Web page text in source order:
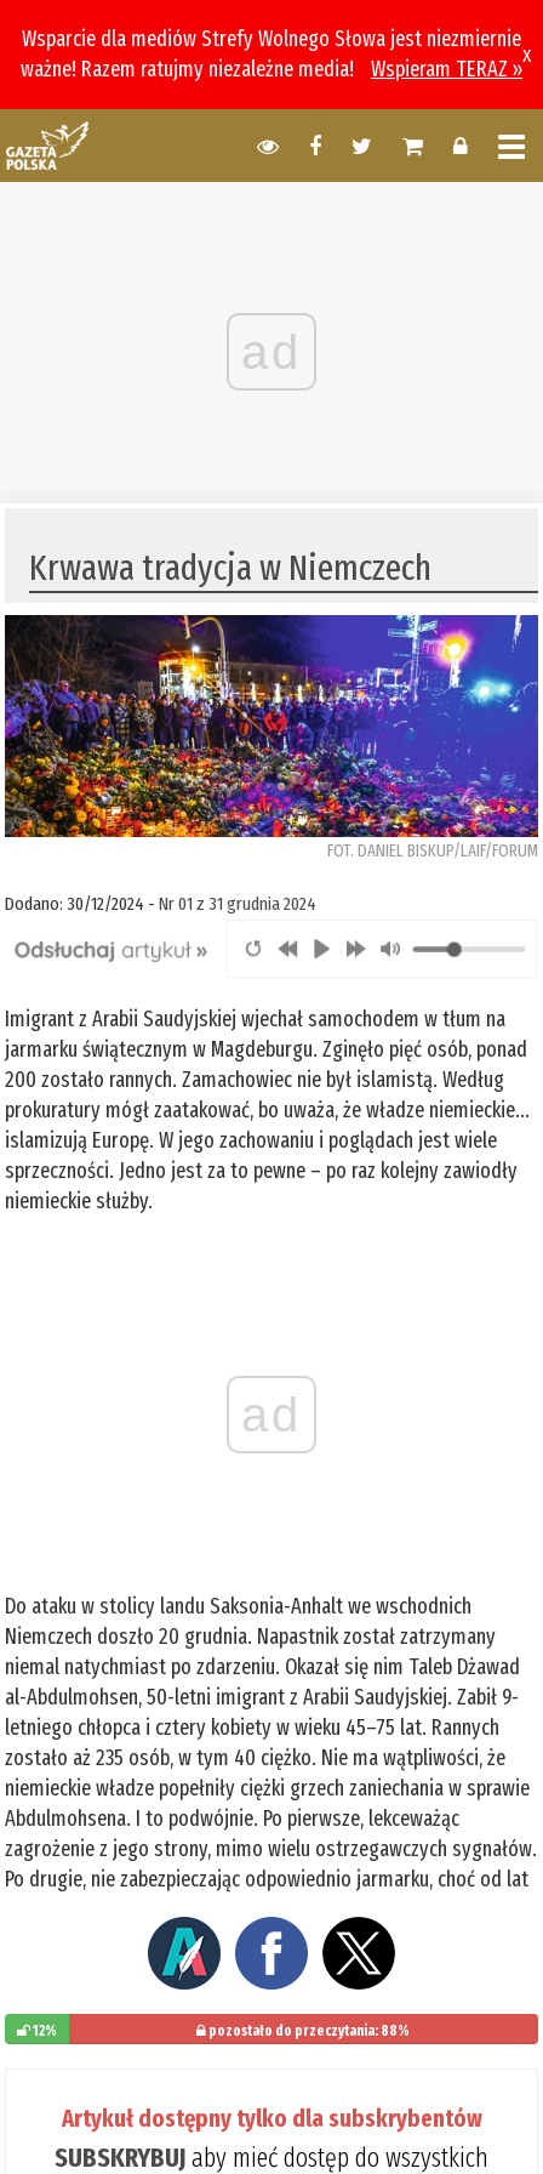
Wsparcie dla mediów Strefy Wolnego Słowa jest niezmiernie
ważne! Razem ratujmy niezależne media!
Wspieram TERAZ »
x
ad
Krwawa tradycja w Niemczech
FOT. DANIEL BISKUP/LAIF/FORUM
Dodano: 30/12/2024 -Nr 01 z 31 grudnia 2024
Imigrant z Arabii Saudyjskiej wjechał samochodem w tłum na
jarmarku świątecznym w Magdeburgu. Zginęło pięć osób, ponad
200 zostało rannych. Zamachowiec nie był islamistą. Według
prokuratury mógł zaatakować, bo uważa, że władze niemieckie...
islamizują Europę. W jego zachowaniu i poglądach jest wiele
sprzeczności. Jedno jest za to pewne – po raz kolejny zawiodły
niemieckie służby.
ad
Do ataku w stolicy landu Saksonia-Anhalt we wschodnich
Niemczech doszło 20 grudnia. Napastnik został zatrzymany
niemal natychmiast po zdarzeniu. Okazał się nim Taleb Dżawad
al-Abdulmohsen, 50-letni imigrant z Arabii Saudyjskiej. Zabił 9-
letniego chłopca i cztery kobiety w wieku 45–75 lat. Rannych
zostało aż 235 osób, w tym 40 ciężko. Nie ma wątpliwości, że
niemieckie władze popełniły ciężki grzech zaniechania w sprawie
Abdulmohsena. I to podwójnie. Po pierwsze, lekceważąc
zagrożenie z jego strony, mimo wielu ostrzegawczych sygnałów.
Po drugie, nie zabezpieczając odpowiednio jarmarku, choć od lat
12% pozostało do przeczytania: 88%
Artykuł dostępny tylko dla subskrybentów
SUBSKRYBUJaby mieć dostęp do wszystkich